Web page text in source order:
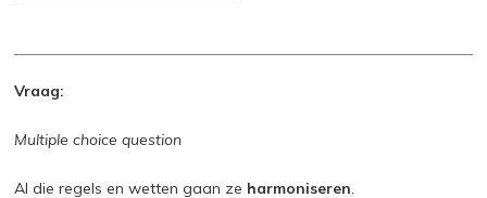
Vraag:
Multiple choice question
Al die regels en wetten gaan ze harmoniseren.